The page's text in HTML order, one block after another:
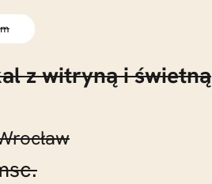
z witryną i świetną